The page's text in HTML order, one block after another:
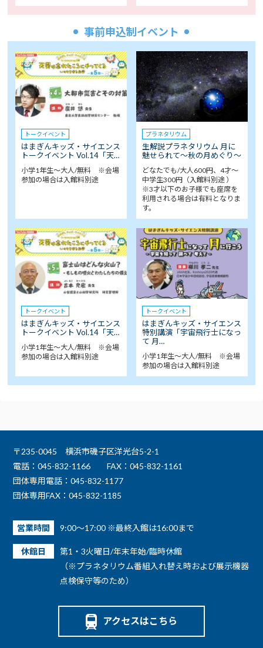
事前申込制イベント
トークイベント
はまぎんキッズ・サイエンス
トークイベント Vol.14「天…
小学1年生～大人/無料 ※会場
参加の場合は入館料別途
プラネタリウム
生解説プラネタリウム 月に
魅せられて～秋の月めぐり～
どなたでも/大人600円、4才～
中学生300円（入館料別途 ）
※3才以下のお子様でも座席を
利用される場合は有料となりま
す。
トークイベント
はまぎんキッズ・サイエンス
トークイベント Vol.14「天…
小学1年生～大人/無料 ※会場
参加の場合は入館料別途
トークイベント
はまぎんキッズ・サイエンス
特別講演「宇宙飛行士になっ
て 月…
小学1年生～大人/無料 ※会場
参加の場合は入館料別途
〒235-0045 横浜市磯子区洋光台5-2-1
電話：045-832-1166
FAX：045-832-1161
団体専用電話：045-832-1177
団体専用FAX：045-832-1185
営業時間 9:00～17:00 ※最終入館は16:00まで
休館日
第1・3火曜日/年末年始/臨時休館
（※プラネタリウム番組入れ替え時および展示機器
点検保守等のため）
アクセスはこちら